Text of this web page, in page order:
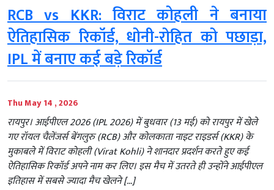
RCB vs KKR: विराट कोहली ने बनाया
ऐतिहासिक रिकॉर्ड, धोनी-रोहित को पछाड़ा,
IPL में बनाए कई बड़े रिकॉर्ड
Thu May 14 , 2026
रायपुर। आईपीएल 2026 (IPL 2026) में बुधवार (13 मई) को रायपुर में खेले
गए रॉयल चैलेंजर्स बेंगलुरु (RCB) और कोलकाता नाइट राइडर्स (KKR) के
मुकाबले में विराट कोहली (Virat Kohli) ने शानदार प्रदर्शन करते हुए कई
ऐतिहासिक रिकॉर्ड अपने नाम कर लिए। इस मैच में उतरते ही उन्होंने आईपीएल
इतिहास में सबसे ज्यादा मैच खेलने […]